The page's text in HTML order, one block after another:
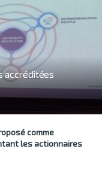
accréditées
comme
les actionnaires